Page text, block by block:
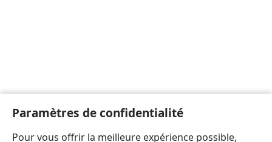
Paramètres de confidentialité
Pour vous offrir la meilleure expérience possible,